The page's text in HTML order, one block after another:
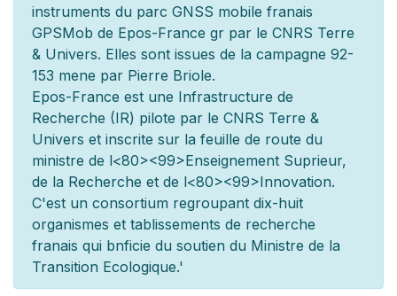
instruments du parc GNSS mobile franais
GPSMob de Epos-France gr par le CNRS Terre
& Univers. Elles sont issues de la campagne 92-
153 mene par Pierre Briole.
Epos-France est une Infrastructure de
Recherche (IR) pilote par le CNRS Terre &
Univers et inscrite sur la feuille de route du
ministre de l<80><99>Enseignement Suprieur,
de la Recherche et de l<80><99>Innovation.
C'est un consortium regroupant dix-huit
organismes et tablissements de recherche
franais qui bnficie du soutien du Ministre de la
Transition Ecologique.'